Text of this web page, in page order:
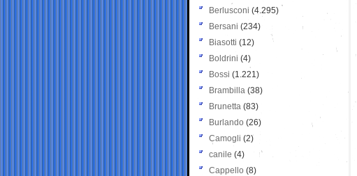
Berlusconi (4.295)
Bersani (234)
Biasotti (12)
Boldrini (4)
Bossi (1.221)
Brambilla (38)
Brunetta (83)
Burlando (26)
Camogli (2)
canile (4)
Cappello (8)